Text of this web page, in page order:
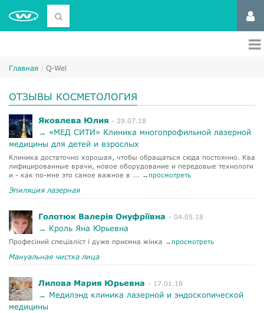
Главная Q-Wel
ОТЗЫВЫ КОСМЕТОЛОГИЯ
Яковлева Юлия - 29.07.18
→ «МЕД СИТИ» Клиника многопрофильной лазерной
медицины для детей и взрослых
Клиника достаточно хорошая, чтобы обращаться сюда постоянно. Ква
лифицированные врачи, новое оборудование и передовые технологи
и - как по-мне это самое важное в ... → просмотреть
Эпиляция лазерная
Голотюк Валерія Онуфріївна - 04.05.18
→ Кроль Яна Юрьевна
Професіний спеціаліст і дуже приємна жінка → просмотреть
Мануальная чистка лица
Лилова Мария Юрьевна - 17.01.18
→ Медилэнд клиника лазерной и эндоскопической
медицины